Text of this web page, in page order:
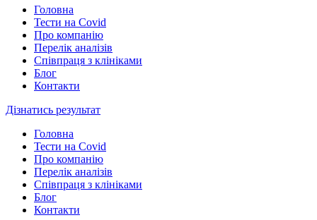
Головна
Тести на Covid
Про компанію
Перелік аналізів
Співпраця з клініками
Блог
Контакти
Дізнатись результат
Головна
Тести на Covid
Про компанію
Перелік аналізів
Співпраця з клініками
Блог
Контакти